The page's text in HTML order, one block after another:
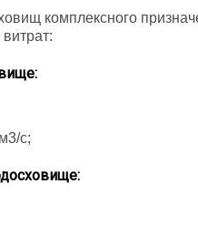
комплексного
с;